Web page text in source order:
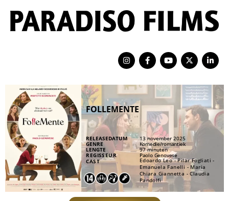
FOLLEMENTE
RELEASEDATUM
GENRE
LENGTE
REGISSEUR
CAST
13 november 2025
Komedie/romantiek
97 minuten
Paolo Genovese
Edoardo Leo - Pilar Fogliati -
Emanuela Fanelli - Maria
Chiara Giannetta - Claudia
Pandolfi